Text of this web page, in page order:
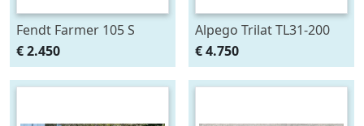
Fendt Farmer 105 S
€ 2.450
Alpego Trilat TL31-200
AM Verstek
Klepelmaaier
€ 4.750